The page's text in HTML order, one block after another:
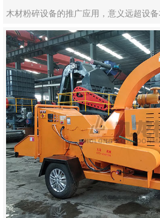
木材粉碎设备的推广应用，意义远超设